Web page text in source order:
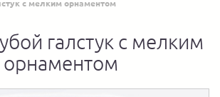
с мелким орнаментом
галстук с мелким
орнаментом